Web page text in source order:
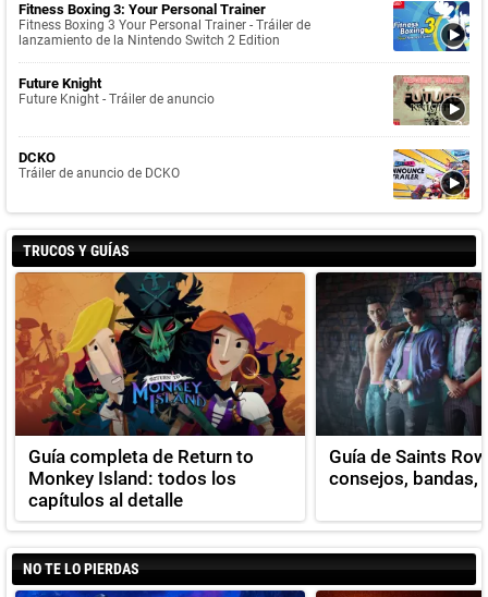
Fitness Boxing 3: Your Personal Trainer
Fitness Boxing 3 Your Personal Trainer - Tráiler de
lanzamiento de la Nintendo Switch 2 Edition
Future Knight
Future Knight - Tráiler de anuncio
DCKO
Tráiler de anuncio de DCKO
TRUCOS Y GUÍAS
Guía completa de Return to
Monkey Island: todos los
capítulos al detalle
Guía de Saints
consejos, bandas,
NO TE LO PIERDAS